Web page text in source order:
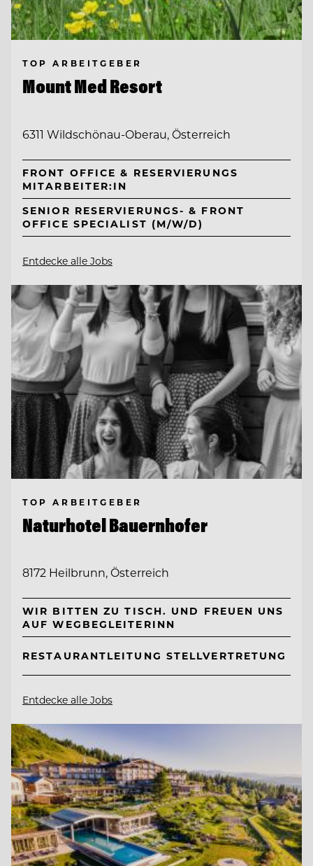
TOP ARBEITGEBER
Mount Med Resort
6311 Wildschönau-Oberau, Österreich
FRONT OFFICE & RESERVIERUNGS
MITARBEITER:IN
SENIOR RESERVIERUNGS- & FRONT
OFFICE SPECIALIST (M/W/D)
Entdecke alle Jobs
TOP ARBEITGEBER
Naturhotel Bauernhofer
8172 Heilbrunn, Österreich
WIR BITTEN ZU TISCH. UND FREUEN UNS
AUF WEGBEGLEITERINN
RESTAURANTLEITUNG STELLVERTRETUNG
Entdecke alle Jobs